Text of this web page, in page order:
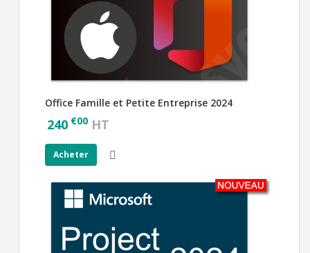
Office Famille et Petite Entreprise 2024
240 €00 HT
Acheter